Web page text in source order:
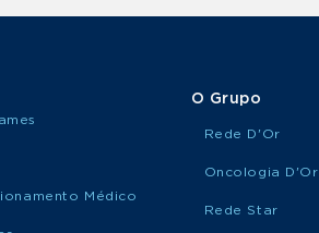
Médico
O Grupo
Rede D'Or
Oncologia D'Or
Rede Star